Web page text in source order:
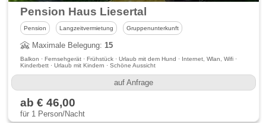
Pension Haus Liesertal
Pension Langzeitvermietung Gruppenunterkunft
Maximale Belegung:15
Balkon · Fernsehgerät · Frühstück · Urlaub mit dem Hund · Internet, Wlan, Wifi ·
Kinderbett · Urlaub mit Kindern · Schöne Aussicht
auf Anfrage
ab € 46,00
für 1 Person/Nacht